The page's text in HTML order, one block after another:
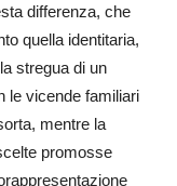
differenza, che
quella identitaria,
stregua di un
le vicende familiari
mentre la
promosse